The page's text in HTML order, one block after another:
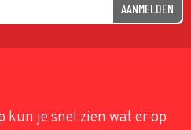
AANMELDEN
kun je snel zien wat er op